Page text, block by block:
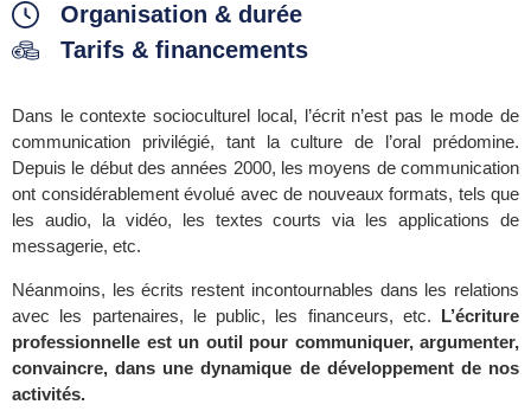
Organisation & durée
Tarifs & financements
Dans le contexte socioculturel local, l’écrit n’est pas le mode de
communication privilégié, tant la culture de l’oral prédomine.
Depuis le début des années 2000, les moyens de communication
ont considérablement évolué avec de nouveaux formats, tels que
les audio, la vidéo, les textes courts via les applications de
messagerie, etc.
Néanmoins, les écrits restent incontournables dans les relations
avec les partenaires, le public, les financeurs, etc. L’écriture
professionnelle est un outil pour communiquer, argumenter,
convaincre, dans une dynamique de développement de nos
activités.